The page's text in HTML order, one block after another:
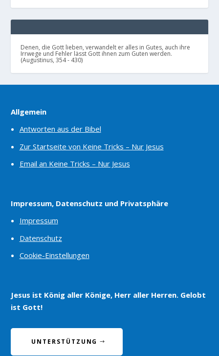
Denen, die Gott lieben, verwandelt er alles in Gutes, auch ihre
Irrwege und Fehler lässt Gott ihnen zum Guten werden.
(Augustinus, 354 - 430)
Allgemein
Antworten aus der Bibel
Zur Startseite von Keine Tricks – Nur Jesus
Email an Keine Tricks – Nur Jesus
Impressum, Datenschutz und Privatsphäre
Impressum
Datenschutz
Cookie-Einstellungen
Jesus ist König aller Könige, Herr aller Herren. Gelobt
ist Gott!
UNTERSTÜTZUNG